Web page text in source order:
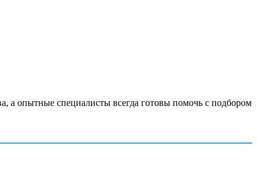
а опытные специалисты всегда готовы помочь с подбором